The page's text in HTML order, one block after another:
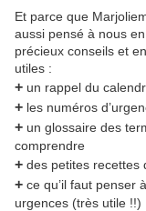
Et parce que
aussi pensé à nous
précieux conseils et
utiles :
+ un rappel du
+ les numéros
+ un glossaire des
comprendre
+ des petites recettes
+ ce qu’il faut penser
urgences (très utile !!)